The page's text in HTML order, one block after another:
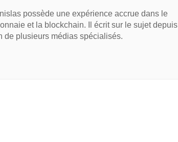
possède une expérience accrue dans le
et la blockchain. Il écrit sur le sujet depuis
de plusieurs médias spécialisés.